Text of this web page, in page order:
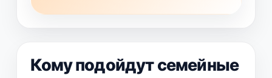
Кому подойдут семейные